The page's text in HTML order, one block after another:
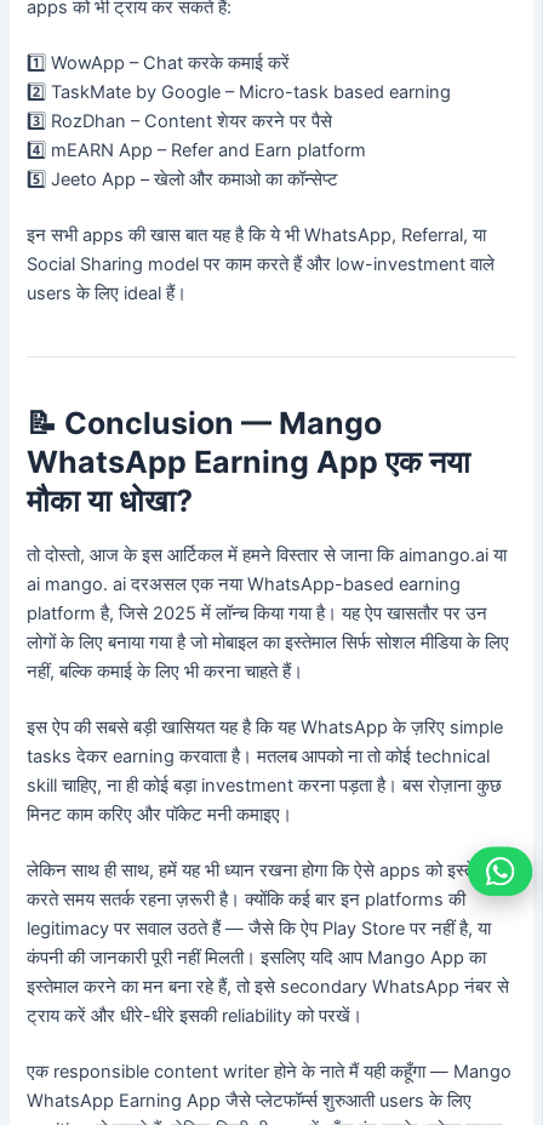
apps को भी ट्राय कर सकते हैं:
1️⃣ WowApp – Chat करके कमाई करें
2️⃣ TaskMate by Google – Micro-task based earning
3️⃣ RozDhan – Content शेयर करने पर पैसे
4️⃣ mEARN App – Refer and Earn platform
5️⃣ Jeeto App – खेलो और कमाओ का कॉन्सेप्ट
इन सभी apps की खास बात यह है कि ये भी WhatsApp, Referral, या
Social Sharing model पर काम करते हैं और low-investment वाले
users के लिए ideal हैं।
📝 Conclusion — Mango
WhatsApp Earning App एक नया
मौका या धोखा?
तो दोस्तो, आज के इस आर्टिकल में हमने विस्तार से जाना कि aimango.ai या
ai mango. ai दरअसल एक नया WhatsApp-based earning
platform है, जिसे 2025 में लॉन्च किया गया है। यह ऐप खासतौर पर उन
लोगों के लिए बनाया गया है जो मोबाइल का इस्तेमाल सिर्फ सोशल मीडिया के लिए
नहीं, बल्कि कमाई के लिए भी करना चाहते हैं।
इस ऐप की सबसे बड़ी खासियत यह है कि यह WhatsApp के ज़रिए simple
tasks देकर earning करवाता है। मतलब आपको ना तो कोई technical
skill चाहिए, ना ही कोई बड़ा investment करना पड़ता है। बस रोज़ाना कुछ
मिनट काम करिए और पॉकेट मनी कमाइए।
लेकिन साथ ही साथ, हमें यह भी ध्यान रखना होगा कि ऐसे apps को इस्तेमाल
करते समय सतर्क रहना ज़रूरी है। क्योंकि कई बार इन platforms की
legitimacy पर सवाल उठते हैं — जैसे कि ऐप Play Store पर नहीं है, या
कंपनी की जानकारी पूरी नहीं मिलती। इसलिए यदि आप Mango App का
इस्तेमाल करने का मन बना रहे हैं, तो इसे secondary WhatsApp नंबर से
ट्राय करें और धीरे-धीरे इसकी reliability को परखें।
एक responsible content writer होने के नाते मैं यही कहूँगा — Mango
WhatsApp Earning App जैसे प्लेटफॉर्म्स शुरुआती users के लिए